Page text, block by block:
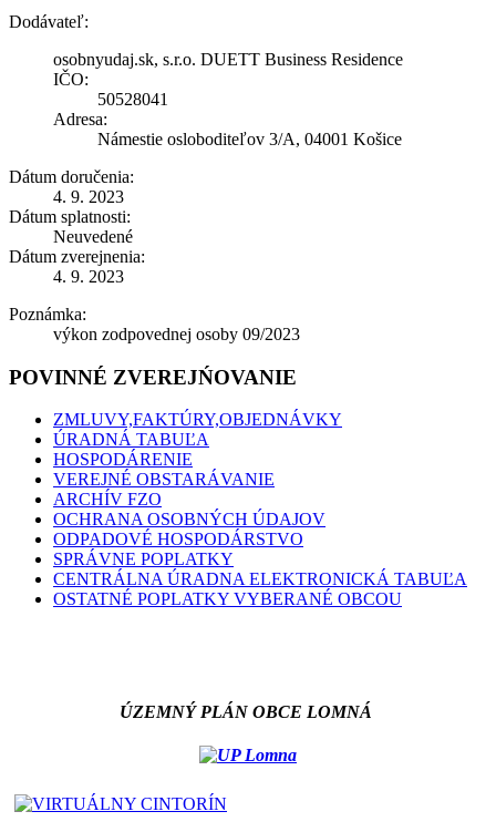
Dodávateľ:
osobnyudaj.sk, s.r.o. DUETT Business Residence
IČO:
50528041
Adresa:
Námestie osloboditeľov 3/A, 04001 Košice
Dátum doručenia:
4. 9. 2023
Dátum splatnosti:
Neuvedené
Dátum zverejnenia:
4. 9. 2023
Poznámka:
výkon zodpovednej osoby 09/2023
POVINNÉ ZVEREJŃOVANIE
ZMLUVY,FAKTÚRY,OBJEDNÁVKY
ÚRADNÁ TABUĽA
HOSPODÁRENIE
VEREJNÉ OBSTARÁVANIE
ARCHÍV FZO
OCHRANA OSOBNÝCH ÚDAJOV
ODPADOVÉ HOSPODÁRSTVO
SPRÁVNE POPLATKY
CENTRÁLNA ÚRADNA ELEKTRONICKÁ TABUĽA
OSTATNÉ POPLATKY VYBERANÉ OBCOU
ÚZEMNÝ PLÁN OBCE LOMNÁ